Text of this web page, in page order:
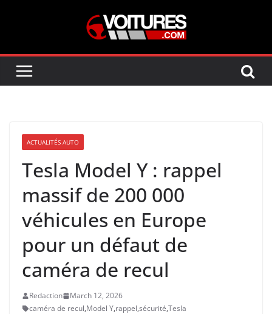
ACTUALITÉS AUTO
Tesla Model Y : rappel
massif de 200 000
véhicules en Europe
pour un défaut de
caméra de recul
Redaction
March 12, 2026
caméra de recul,Model Y,rappel,sécurité,Tesla